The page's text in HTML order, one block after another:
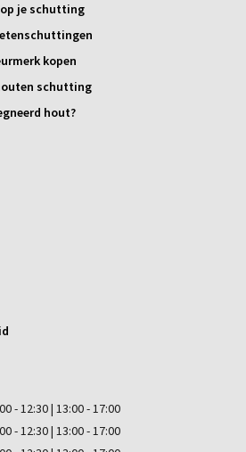
- 12:30 | 13:00 - 17:00
- 12:30 | 13:00 - 17:00
je schutting
kopen
schutting
hout?